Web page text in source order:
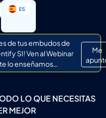
ES
IT
de tus embudos de
SI! Ven al Webinar
lo enseñamos…
Me
LO QUE NECESITAS
MEJOR